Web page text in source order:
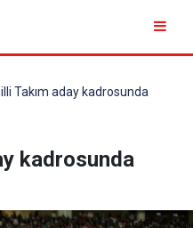
Takım aday kadrosunda
kadrosunda